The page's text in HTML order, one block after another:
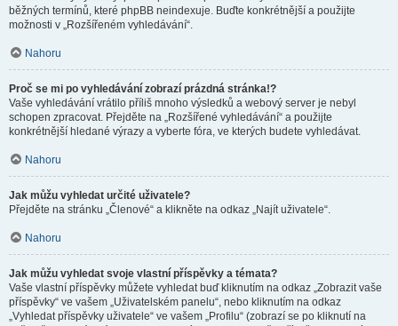
běžných termínů, které phpBB neindexuje. Buďte konkrétnější a použijte
možnosti v „Rozšířeném vyhledávání“.
Nahoru
Proč se mi po vyhledávání zobrazí prázdná stránka!?
Vaše vyhledávání vrátilo příliš mnoho výsledků a webový server je nebyl
schopen zpracovat. Přejděte na „Rozšířené vyhledávání“ a použijte
konkrétnější hledané výrazy a vyberte fóra, ve kterých budete vyhledávat.
Nahoru
Jak můžu vyhledat určité uživatele?
Přejděte na stránku „Členové“ a klikněte na odkaz „Najít uživatele“.
Nahoru
Jak můžu vyhledat svoje vlastní příspěvky a témata?
Vaše vlastní příspěvky můžete vyhledat buď kliknutím na odkaz „Zobrazit vaše
příspěvky“ ve vašem „Uživatelském panelu“, nebo kliknutím na odkaz
„Vyhledat příspěvky uživatele“ ve vašem „Profilu“ (zobrazí se po kliknutí na